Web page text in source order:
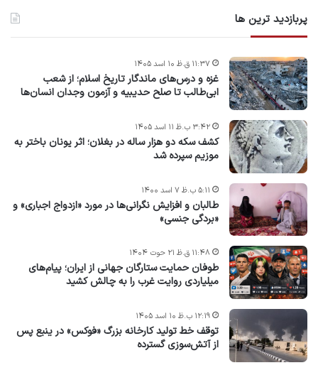
پربازدید ترین ها
غزه و درس‌های ماندگار تاریخ اسلام؛ از شعب
ابی‌طالب تا صلح حدیبیه و آزمون وجدان انسان‌ها
۱۱:۳۷ ق.ظ ۱۰ اسد ۱۴۰۵
کشف سکه دو هزار ساله در بغلان؛ اثر یونان باختر به
موزیم سپرده شد
۳:۴۲ ب.ظ ۱۱ اسد ۱۴۰۵
طالبان و افزایش نگرانی‌ها در مورد «ازدواج اجباری» و
«بردگی جنسی»
۵:۱۱ ب.ظ ۷ اسد ۱۴۰۰
طوفان حمایت ستارگان جهانی از ایران؛ پیام‌های
میلیاردی روایت غرب را به چالش کشید
۱۱:۴۸ ق.ظ ۲۱ حوت ۱۴۰۴
توقف خط تولید کارخانه بزرگ «فوکس» در ینبع پس
از آتش‌سوزی گسترده
۱۲:۱۹ ب.ظ ۱۰ اسد ۱۴۰۵